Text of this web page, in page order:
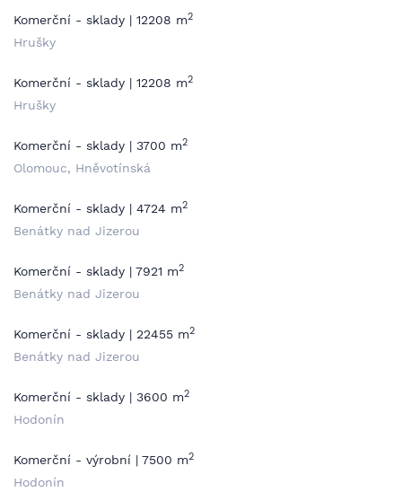
Komerční - sklady | 12208 m2
Hrušky
Komerční - sklady | 12208 m2
Hrušky
Komerční - sklady | 3700 m2
Olomouc, Hněvotínská
Komerční - sklady | 4724 m2
Benátky nad Jizerou
Komerční - sklady | 7921 m2
Benátky nad Jizerou
Komerční - sklady | 22455 m2
Benátky nad Jizerou
Komerční - sklady | 3600 m2
Hodonín
Komerční - výrobní | 7500 m2
Hodonín